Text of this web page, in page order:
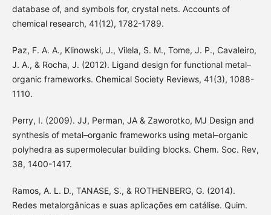
database of, and symbols for, crystal nets. Accounts of
chemical research, 41(12), 1782-1789.
Paz, F. A. A., Klinowski, J., Vilela, S. M., Tome, J. P., Cavaleiro,
J. A., & Rocha, J. (2012). Ligand design for functional metal–
organic frameworks. Chemical Society Reviews, 41(3), 1088-
1110.
Perry, I. (2009). JJ, Perman, JA & Zaworotko, MJ Design and
synthesis of metal–organic frameworks using metal–organic
polyhedra as supermolecular building blocks. Chem. Soc. Rev,
38, 1400-1417.
Ramos, A. L. D., TANASE, S., & ROTHENBERG, G. (2014).
Redes metalorgânicas e suas aplicações em catálise. Quim.